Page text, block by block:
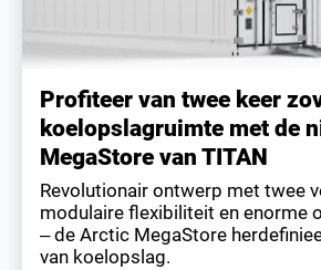
Profiteer van twee keer
koelopslagruimte met de
MegaStore van TITAN
Revolutionair ontwerp met twee
modulaire flexibiliteit en enorme
– de Arctic MegaStore
van koelopslag.